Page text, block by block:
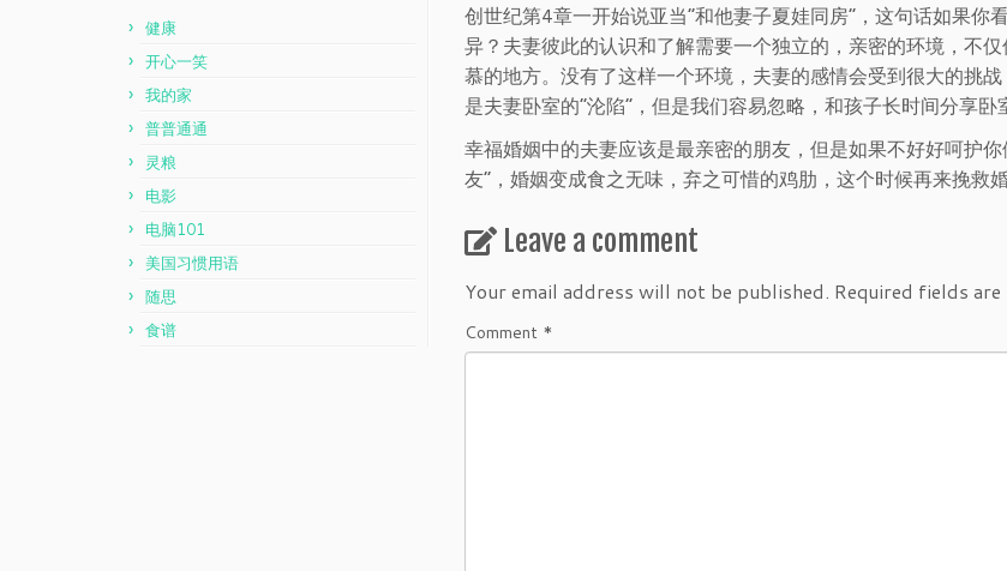
健康
开心一笑
我的家
普普通通
灵粮
电影
电脑101
美国习惯用语
随思
食谱
创世纪第4章一开始说亚当“和他妻子夏娃同房”，这句话如果
异？夫妻彼此的认识和了解需要一个独立的，亲密的环境，不
慕的地方。没有了这样一个环境，夫妻的感情会受到很大的挑
是夫妻卧室的“沦陷”，但是我们容易忽略，和孩子长时间分享卧
幸福婚姻中的夫妻应该是最亲密的朋友，但是如果不好好呵护
友”，婚姻变成食之无味，弃之可惜的鸡肋，这个时候再来挽救
Leave a comment
Your email address will not be published. Required fields are
Comment *